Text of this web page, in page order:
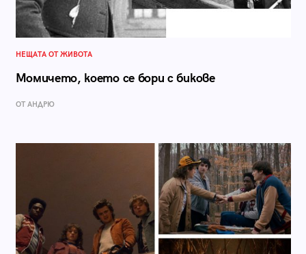
НЕЩАТА ОТ ЖИВОТА
Момичето, което се бори с бикове
ОТ АНДРЮ